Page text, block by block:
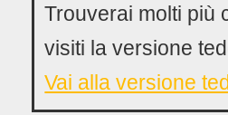
Trouverai molti più
visiti la versione
Vai alla versione